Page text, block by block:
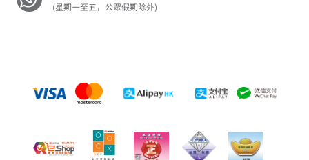
(星期一至五，公眾假期除外)